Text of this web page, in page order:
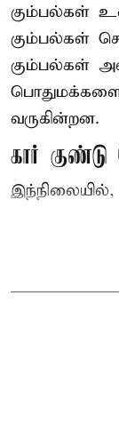
கும்பல்கள்
கும்பல்கள்
கும்பல்கள்
பொதுமக்களை
வருகின்றன.
கார் குண்டு